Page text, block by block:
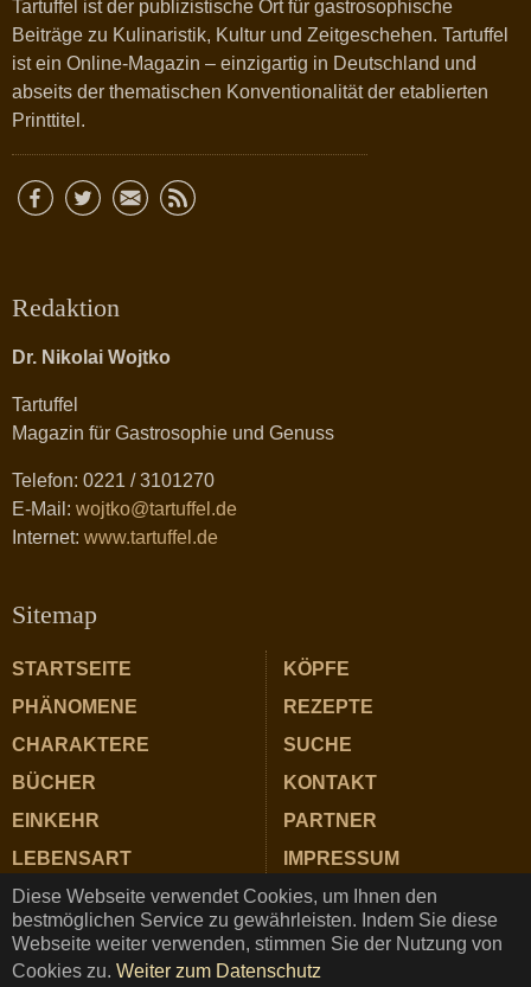
Diese Webseite verwendet Cookies, um Ihnen den
bestmöglichen Service zu gewährleisten. Indem Sie diese
Webseite weiter verwenden, stimmen Sie der Nutzung von
Cookies zu. Weiter zum Datenschutz
Tartuffel ist der publizistische Ort für gastrosophische
Beiträge zu Kulinaristik, Kultur und Zeitgeschehen. Tartuffel
ist ein Online-Magazin – einzigartig in Deutschland und
abseits der thematischen Konventionalität der etablierten
Printtitel.
Redaktion
Dr. Nikolai Wojtko
Tartuffel
Magazin für Gastrosophie und Genuss
Telefon: 0221 / 3101270
E-Mail: wojtko@tartuffel.de
Internet: www.tartuffel.de
Sitemap
STARTSEITE
PHÄNOMENE
CHARAKTERE
BÜCHER
EINKEHR
LEBENSART
ZUTATEN
KÖPFE
REZEPTE
SUCHE
KONTAKT
PARTNER
IMPRESSUM
DATENSCHUTZ